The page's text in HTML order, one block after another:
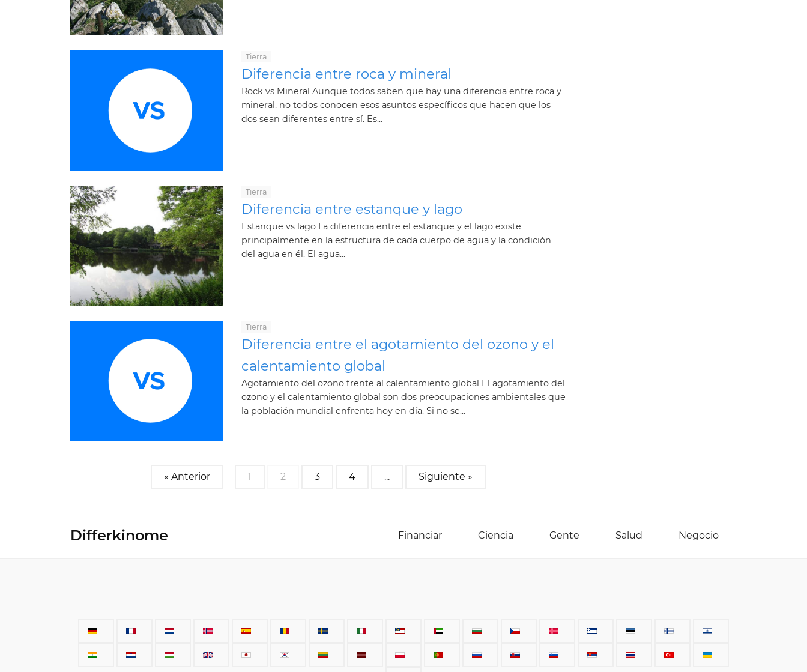
Tierra
Diferencia entre roca y mineral
Rock vs Mineral Aunque todos saben que hay una diferencia entre roca y
mineral, no todos conocen esos asuntos específicos que hacen que los
dos sean diferentes entre sí. Es...
Tierra
Diferencia entre estanque y lago
Estanque vs lago La diferencia entre el estanque y el lago existe
principalmente en la estructura de cada cuerpo de agua y la condición
del agua en él. El agua...
Tierra
Diferencia entre el agotamiento del ozono y el
calentamiento global
Agotamiento del ozono frente al calentamiento global El agotamiento del
ozono y el calentamiento global son dos preocupaciones ambientales que
la población mundial enfrenta hoy en día. Si no se...
« Anterior 1 2 3 4 ... Siguiente »
Differkinome Financiar Ciencia Gente Salud Negocio